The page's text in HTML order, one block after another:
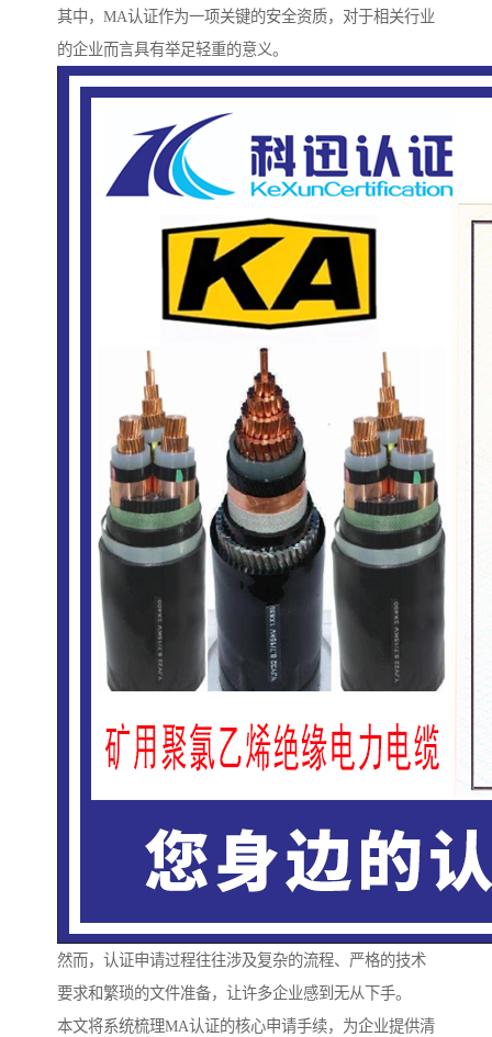
其中，MA认证作为一项关键的安全资质，对于相关行业
的企业而言具有举足轻重的意义。
然而，认证申请过程往往涉及复杂的流程、严格的技术
要求和繁琐的文件准备，让许多企业感到无从下手。
本文将系统梳理MA认证的核心申请手续，为企业提供清